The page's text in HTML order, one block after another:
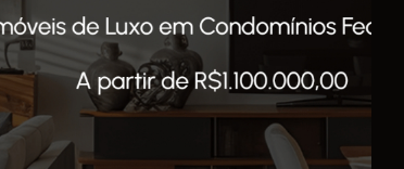
está em uma cidade com
faz parte de um elaborado estudo
lotes comerciais, área de lazer
dentro da cidade.